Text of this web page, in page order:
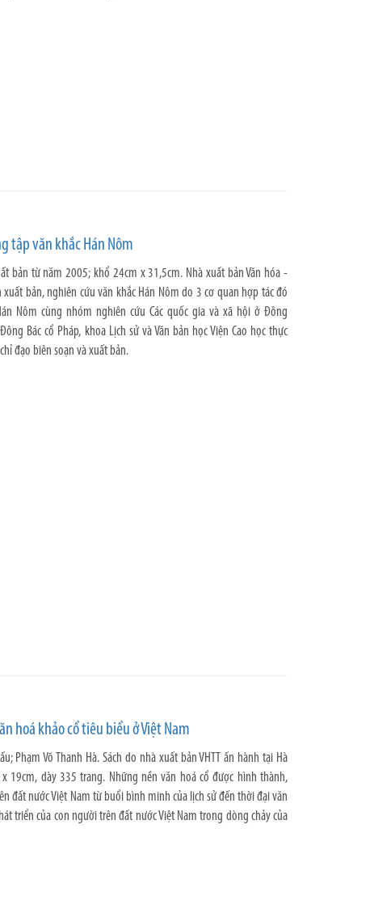
tập văn khắc Hán Nôm
bản từ năm 2005; khổ 24cm x 31,5cm. Nhà xuất bản Văn hóa -
bản, nghiên cứu văn khắc Hán Nôm do 3 cơ quan hợp tác đó
Nôm cùng nhóm nghiên cứu Các quốc gia và xã hội ở Đông
Bác cổ Pháp, khoa Lịch sử và Văn bản học Viện Cao học thực
đạo biên soạn và xuất bản.
hoá khảo cổ tiêu biểu ở Việt Nam
Phạm Võ Thanh Hà. Sách do nhà xuất bản VHTT ấn hành tại Hà
19cm, dày 335 trang. Những nền văn hoá cổ được hình thành,
đất nước Việt Nam từ buổi bình minh của lịch sử đến thời đại văn
triển của con người trên đất nước Việt Nam trong dòng chảy của